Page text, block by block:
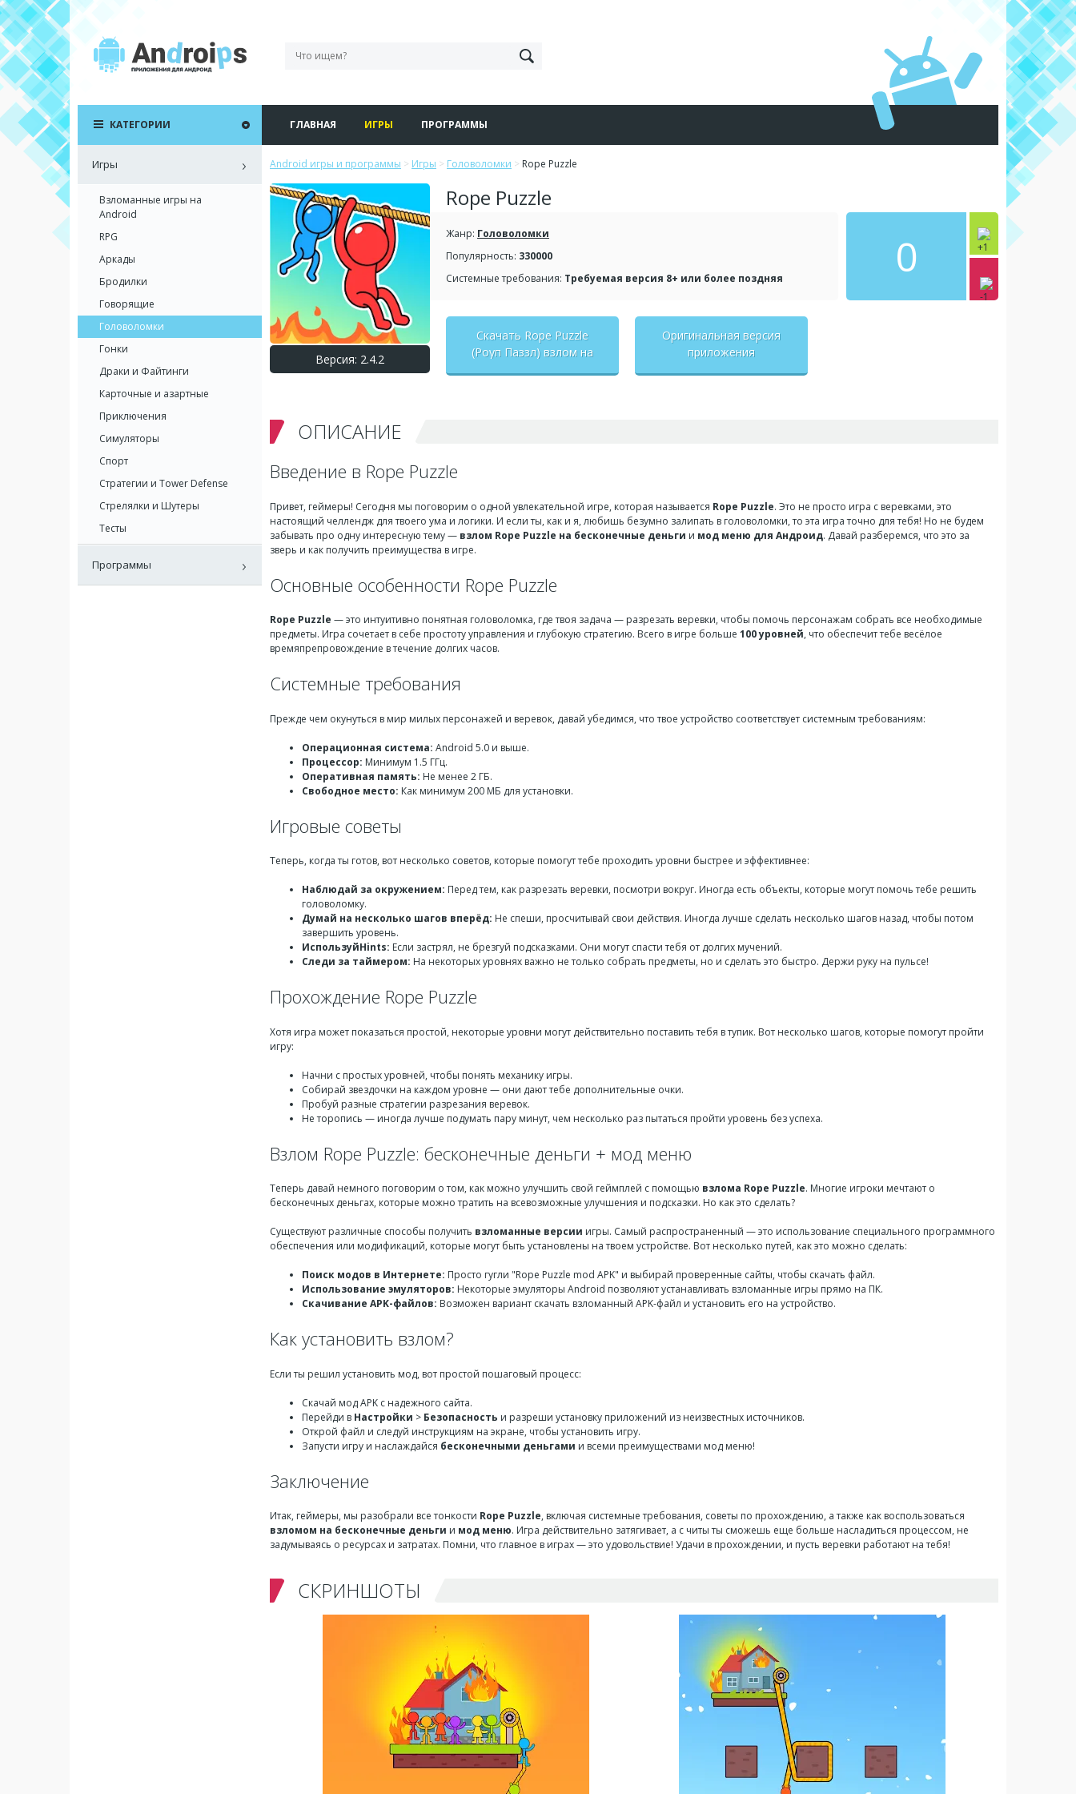
ГЛАВНАЯ ИГРЫ ПРОГРАММЫ
Android игры и программы > Игры > Головоломки > Rope Puzzle
Версия: 2.4.2
Rope Puzzle
0
Жанр: Головоломки
Популярность: 330000
Системные требования: Требуемая версия 8+ или более поздняя
Скачать Rope Puzzle
(Роуп Паззл) взлом на
Оригинальная версия
приложения
ОПИСАНИЕ
Введение в Rope Puzzle
Привет, геймеры! Сегодня мы поговорим о одной увлекательной игре, которая называется Rope Puzzle. Это не просто игра с веревками, это
настоящий челлендж для твоего ума и логики. И если ты, как и я, любишь безумно залипать в головоломки, то эта игра точно для тебя! Но не будем
забывать про одну интересную тему — взлом Rope Puzzle на бесконечные деньги и мод меню для Андроид. Давай разберемся, что это за
зверь и как получить преимущества в игре.
Основные особенности Rope Puzzle
Rope Puzzle — это интуитивно понятная головоломка, где твоя задача — разрезать веревки, чтобы помочь персонажам собрать все необходимые
предметы. Игра сочетает в себе простоту управления и глубокую стратегию. Всего в игре больше 100 уровней, что обеспечит тебе весёлое
времяпрепровождение в течение долгих часов.
Системные требования
Прежде чем окунуться в мир милых персонажей и веревок, давай убедимся, что твое устройство соответствует системным требованиям:
Операционная система: Android 5.0 и выше.
Процессор: Минимум 1.5 ГГц.
Оперативная память: Не менее 2 ГБ.
Свободное место: Как минимум 200 МБ для установки.
Игровые советы
Теперь, когда ты готов, вот несколько советов, которые помогут тебе проходить уровни быстрее и эффективнее:
Наблюдай за окружением: Перед тем, как разрезать веревки, посмотри вокруг. Иногда есть объекты, которые могут помочь тебе решить
головоломку.
Думай на несколько шагов вперёд: Не спеши, просчитывай свои действия. Иногда лучше сделать несколько шагов назад, чтобы потом
завершить уровень.
ИспользуйHints: Если застрял, не брезгуй подсказками. Они могут спасти тебя от долгих мучений.
Следи за таймером: На некоторых уровнях важно не только собрать предметы, но и сделать это быстро. Держи руку на пульсе!
Прохождение Rope Puzzle
Хотя игра может показаться простой, некоторые уровни могут действительно поставить тебя в тупик. Вот несколько шагов, которые помогут пройти
игру:
Начни с простых уровней, чтобы понять механику игры.
Собирай звездочки на каждом уровне — они дают тебе дополнительные очки.
Пробуй разные стратегии разрезания веревок.
Не торопись — иногда лучше подумать пару минут, чем несколько раз пытаться пройти уровень без успеха.
Взлом Rope Puzzle: бесконечные деньги + мод меню
Теперь давай немного поговорим о том, как можно улучшить свой геймплей с помощью взлома Rope Puzzle. Многие игроки мечтают о
бесконечных деньгах, которые можно тратить на всевозможные улучшения и подсказки. Но как это сделать?
Существуют различные способы получить взломанные версии игры. Самый распространенный — это использование специального программного
обеспечения или модификаций, которые могут быть установлены на твоем устройстве. Вот несколько путей, как это можно сделать:
Поиск модов в Интернете: Просто гугли "Rope Puzzle mod APK" и выбирай проверенные сайты, чтобы скачать файл.
Использование эмуляторов: Некоторые эмуляторы Android позволяют устанавливать взломанные игры прямо на ПК.
Скачивание APK-файлов: Возможен вариант скачать взломанный APK-файл и установить его на устройство.
Как установить взлом?
Если ты решил установить мод, вот простой пошаговый процесс:
Скачай мод APK с надежного сайта.
Перейди в Настройки > Безопасность и разреши установку приложений из неизвестных источников.
Открой файл и следуй инструкциям на экране, чтобы установить игру.
Запусти игру и наслаждайся бесконечными деньгами и всеми преимуществами мод меню!
Заключение
Итак, геймеры, мы разобрали все тонкости Rope Puzzle, включая системные требования, советы по прохождению, а также как воспользоваться
взломом на бесконечные деньги и мод меню. Игра действительно затягивает, а с читы ты сможешь еще больше насладиться процессом, не
задумываясь о ресурсах и затратах. Помни, что главное в играх — это удовольствие! Удачи в прохождении, и пусть веревки работают на тебя!
СКРИНШОТЫ
КАТЕГОРИИ
Игры
Взломанные игры на
Android
RPG
Аркады
Бродилки
Говорящие
Головоломки
Гонки
Драки и Файтинги
Карточные и азартные
Приключения
Симуляторы
Спорт
Стратегии и Tower Defense
Стрелялки и Шутеры
Тесты
Программы